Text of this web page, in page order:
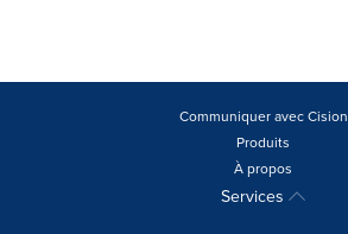
Communiquer avec Cision
Produits
À propos
Services